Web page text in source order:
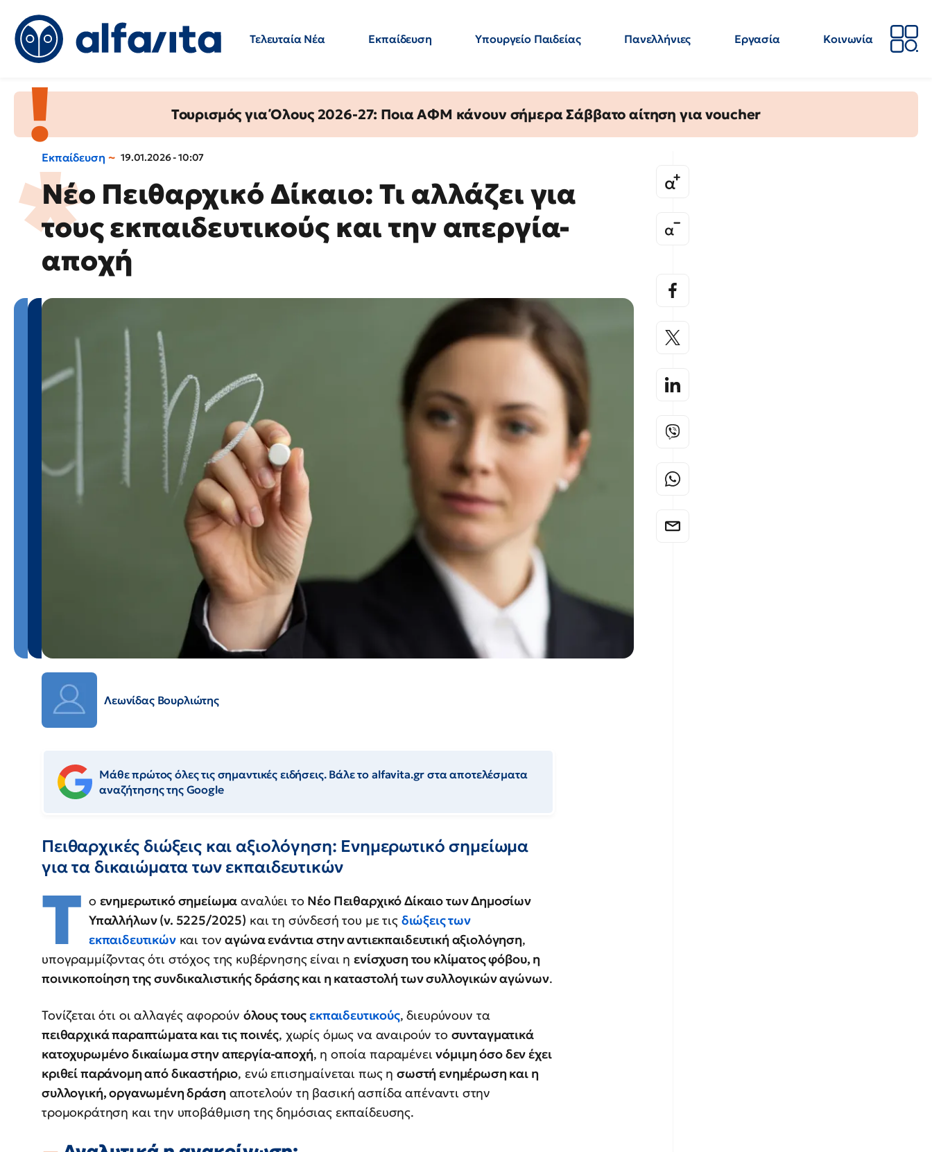
Τελευταία Νέα Εκπαίδευση Υπουργείο Παιδείας Πανελλήνιες Εργασία
Κοινωνία
Τουρισμός για Όλους 2026-27: Ποια ΑΦΜ κάνουν σήμερα Σάββατο αίτηση για voucher
Εκπαίδευση 19.01.2026 - 10:07
Νέο Πειθαρχικό Δίκαιο: Τι αλλάζει για
τους εκπαιδευτικούς και την απεργία-
αποχή
Λεωνίδας Βουρλιώτης
Μάθε πρώτος όλες τις σημαντικές ειδήσεις. Βάλε το alfavita.gr στα αποτελέσματα
αναζήτησης της Google
Πειθαρχικές διώξεις και αξιολόγηση: Ενημερωτικό σημείωμα
για τα δικαιώματα των εκπαιδευτικών
Τ ο ενημερωτικό σημείωμα αναλύει το Νέο Πειθαρχικό Δίκαιο των Δημοσίων
Υπαλλήλων (ν. 5225/2025) και τη σύνδεσή του με τις διώξεις των
εκπαιδευτικώνκαι τοναγώνα ενάντια στην αντιεκπαιδευτική αξιολόγηση,
υπογραμμίζοντας ότι στόχος της κυβέρνησης είναι η ενίσχυση του κλίματος φόβου, η
ποινικοποίηση της συνδικαλιστικής δράσης και η καταστολή των συλλογικών αγώνων.
Τονίζεται ότι οι αλλαγές αφορούν όλους τουςεκπαιδευτικούς, διευρύνουν τα
πειθαρχικά παραπτώματα και τις ποινές, χωρίς όμως να αναιρούν το συνταγματικά
κατοχυρωμένο δικαίωμα στην απεργία-αποχή, η οποία παραμένεινόμιμη όσο δεν έχει
κριθεί παράνομη από δικαστήριο, ενώ επισημαίνεται πως ησωστή ενημέρωση και η
συλλογική, οργανωμένη δράση αποτελούν τη βασική ασπίδα απέναντι στην
τρομοκράτηση και την υποβάθμιση της δημόσιας εκπαίδευσης.